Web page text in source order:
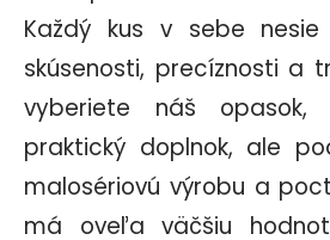
Každý kus v sebe nesie
skúsenosti, precíznosti a
vyberiete náš opasok,
praktický doplnok, ale
malosériovú výrobu a
má oveľa väčšiu